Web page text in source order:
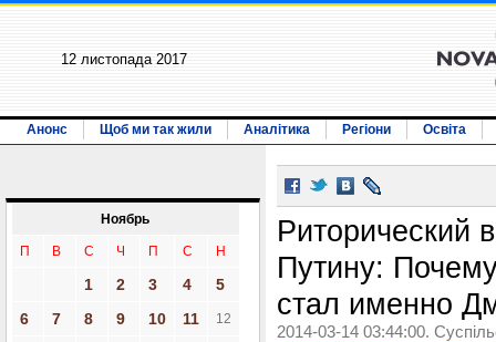
12 листопада 2017
Анонс Щоб ми так жили Аналітика Регіони Освіта
Ноябрь
П В С Ч П С Н
1 2 3 4
5
6
7 8 9 10 11 12
Риторический
Путину:
стал именно
2014-03-14 03:44:00.